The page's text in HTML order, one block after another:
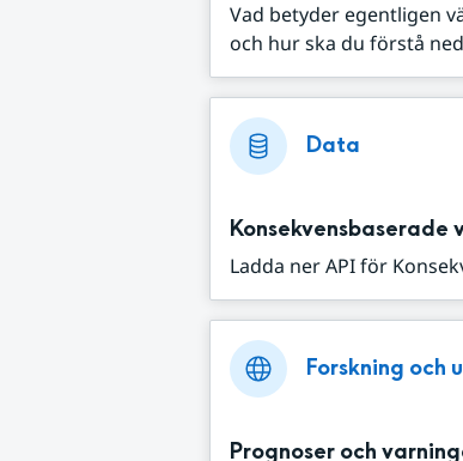
Vad betyder egentligen
och hur ska du förstå
Data
Ladda ner API för
Forskning och
Prognoser och